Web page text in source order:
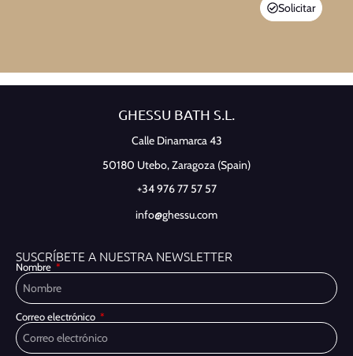
Solicitar
GHESSU BATH S.L.
Calle Dinamarca 43
50180 Utebo,Zaragoza (Spain)
+34 976 77 57 57
info@ghessu.com
SUSCRÍBETE A NUESTRA NEWSLETTER
Nombre
Correo electrónico